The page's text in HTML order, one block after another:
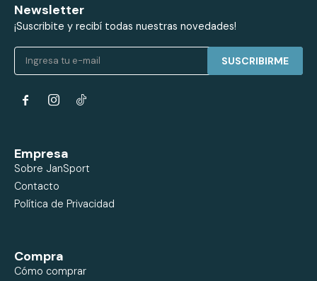
Newsletter
¡Suscribite y recibí todas nuestras novedades!
SUSCRIBIRME
 
Empresa
Sobre JanSport
Contacto
Política de Privacidad
Compra
Cómo comprar